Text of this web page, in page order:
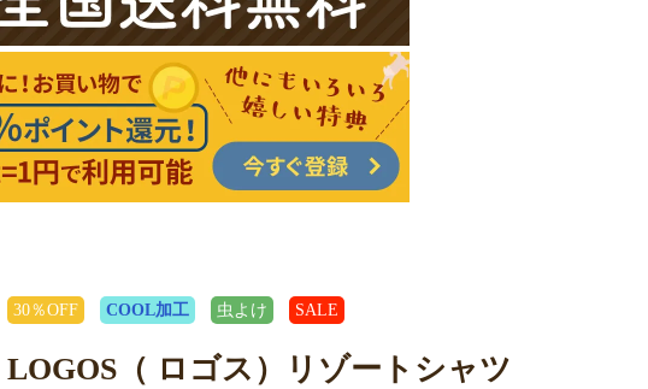
30％OFF COOL加工 虫よけ SALE
LOGOS（ ロゴス）リゾートシャツ